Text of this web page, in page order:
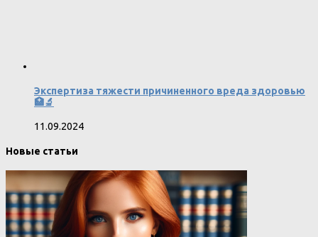
Экспертиза тяжести причиненного вреда здоровью
🏥🔬
11.09.2024
Новые статьи